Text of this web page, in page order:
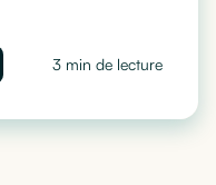
et alternants
: découvrez notre
sans impacter
3 min de lecture